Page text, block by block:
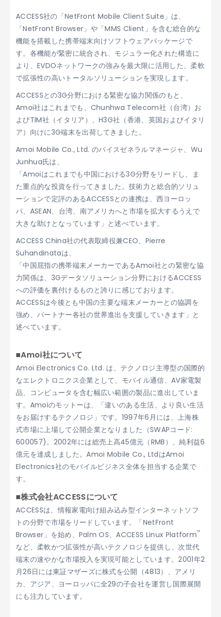
ACCESS社の「NetFront Mobile Client Suite」は、
「NetFront Browser」や「MMS Client」を含む総合的な
機能を搭載した携帯端末向けソフトウェアパッケージで
す。各機能が緊密に統合され、モジュラー化された構造に
より、EVDOネットワークの強みを最大限に活用した、柔軟
で拡張性の高いトータルソリューションを実現します。
ACCESSとの3G分野における緊密な協力関係のもと、
Amoi社はこれまでも、Chunhwa Telecom社（台湾）お
よびTIM社（イタリア）、H3G社（香港、英国およびイタリ
ア）向けに3G端末を出荷してきました。
Amoi Mobile Co., Ltd. のバイスゼネラルマネージャ、Wu
Junhua氏は、
「Amoiはこれまでも中国における3G分野をリードし、ま
た重点的な投資を行ってきました。技術力と総合的ソリュ
ーションで定評のあるACCESSとの連携は、西ヨーロッ
パ、ASEAN、台湾、南アメリカへと市場を拡大するうえで
大きな助けとなっています」と述べています。
ACCESS China社の代表取締役兼CEO、Pierre
Suhandinataは、
「中国屈指の携帯端末メーカーであるAmoi社との緊密な協
力関係は、3Gデータソリューション分野におけるACCESS
への評価を裏付けるものと誇りに感じております。
ACCESSは今後とも中国の主要な端末メーカーとの協調を
強め、パートナー各社の世界進出を支援していきます」と
述べています。
■Amoi社について
Amoi Electronics Co. Ltd. は、テクノロジ主導型の国際的
なエレクトロニクス企業として、モバイル通信、AV家電製
品、コンピュータを含む幅広い範囲の製品に進出していま
す。Amoiのモットーは、「違いのある生活、より良い生活
をお届けするテクノロジ」です。1997年6月には、上海株
式市場に上場して公開企業となりました（SWAPコード:
600057)。2002年には総売上高45億元（RMB）、純利益6
億元を達成しました。Amoi Mobile Co., LtdはAmoi
Electronics社のモバイルビジネス全体を担当する企業で
す。
■株式会社ACCESSについて
ACCESSは、情報家電向け組み込み型インターネットソフ
トの分野で市場をリードしています。「NetFront
Browser」を始め、Palm OS、ACCESS Linux Platform™
など、柔軟かつ拡張性が高いテクノロジを提供し、次世代
端末の速やかな市場投入を実現可能としています。2001年2
月26日には東証マザーズに株式を公開（4813）、アメリ
カ、アジア、ヨーロッパに全29の子会社を運営し国際展開
にも注力しています。